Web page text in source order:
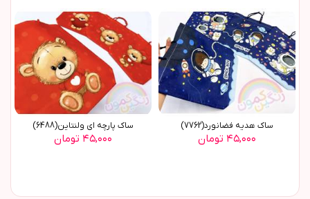
ساک هدیه فضانورد(7762)
۴۵,۰۰۰ تومان
ساک پارچه ای ولنتاین(6488)
۴۵,۰۰۰ تومان